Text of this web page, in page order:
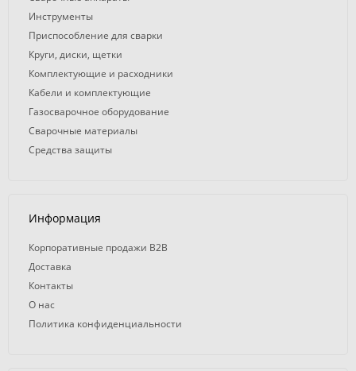
Инструменты
Приспособление для сварки
Круги, диски, щетки
Комплектующие и расходники
Кабели и комплектующие
Газосварочное оборудование
Сварочные материалы
Средства защиты
Информация
Корпоративные продажи B2B
Доставка
Контакты
О нас
Политика конфиденциальности